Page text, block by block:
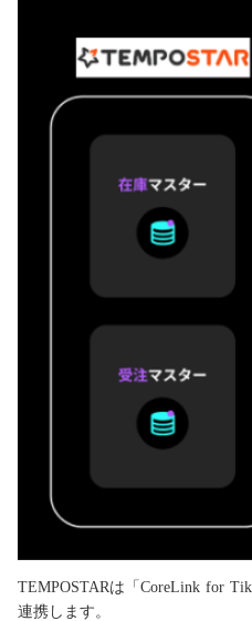
TEMPOSTARは「CoreLink for
連携します。